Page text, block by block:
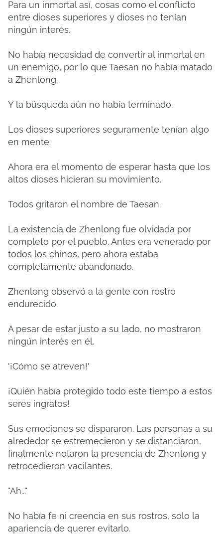
Para un inmortal así, cosas como el conflicto
entre dioses superiores y dioses no tenían
ningún interés.
No había necesidad de convertir al inmortal en
un enemigo, por lo que Taesan no había matado
a Zhenlong.
Y la búsqueda aún no había terminado.
Los dioses superiores seguramente tenían algo
en mente.
Ahora era el momento de esperar hasta que los
altos dioses hicieran su movimiento.
Todos gritaron el nombre de Taesan.
La existencia de Zhenlong fue olvidada por
completo por el pueblo. Antes era venerado por
todos los chinos, pero ahora estaba
completamente abandonado.
Zhenlong observó a la gente con rostro
endurecido.
A pesar de estar justo a su lado, no mostraron
ningún interés en él.
'¡Cómo se atreven!'
¡Quién había protegido todo este tiempo a estos
seres ingratos!
Sus emociones se dispararon. Las personas a su
alrededor se estremecieron y se distanciaron,
finalmente notaron la presencia de Zhenlong y
retrocedieron vacilantes.
"Ah..."
No había fe ni creencia en sus rostros, solo la
apariencia de querer evitarlo.